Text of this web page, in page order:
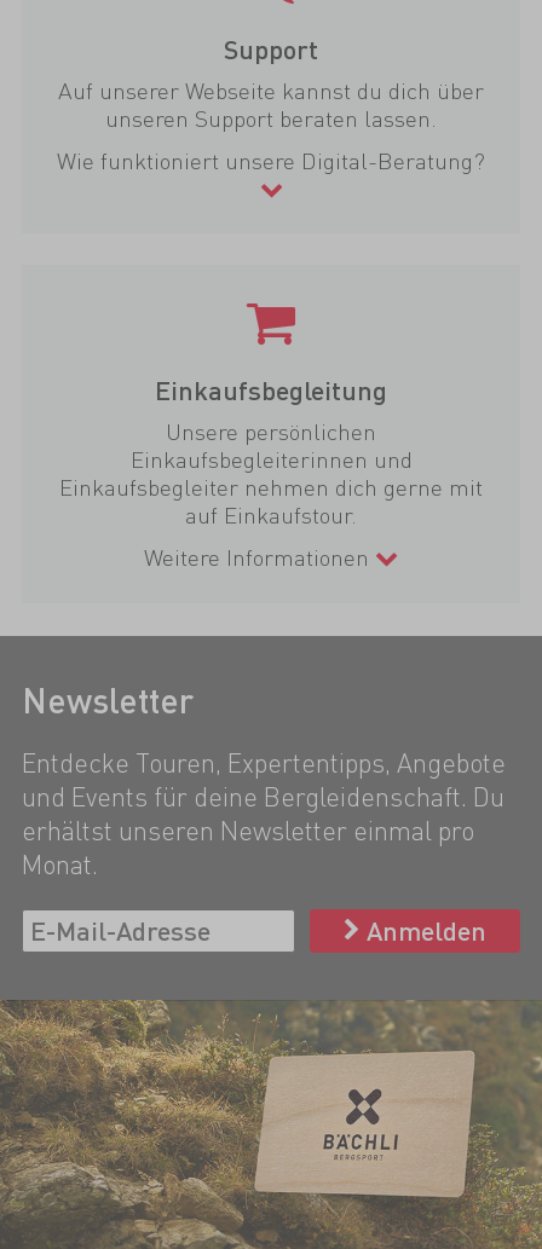
Support
Auf unserer Webseite kannst du dich über
unseren Support beraten lassen.
Wie funktioniert unsere Digital-Beratung?
Einkaufsbegleitung
Unsere persönlichen
Einkaufsbegleiterinnen und
Einkaufsbegleiter nehmen dich gerne mit
auf Einkaufstour.
Weitere Informationen
Newsletter
Entdecke Touren, Expertentipps, Angebote
und Events für deine Bergleidenschaft. Du
erhältst unseren Newsletter einmal pro
Monat.
Anmelden